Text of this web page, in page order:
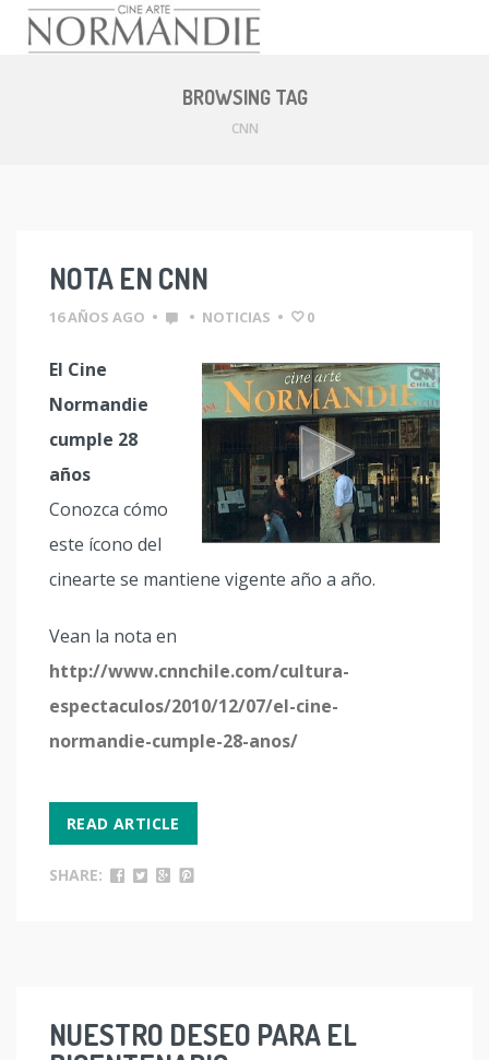
BROWSING TAG
CNN
NOTA EN CNN
16 AÑOS AGO • • NOTICIAS • 0
El Cine
Normandie
cumple 28
años
Conozca cómo
este ícono del
cinearte se mantiene vigente año a año.
Vean la nota en
http://www.cnnchile.com/cultura-
espectaculos/2010/12/07/el-cine-
normandie-cumple-28-anos/
READ ARTICLE
SHARE:
NUESTRO DESEO PARA EL